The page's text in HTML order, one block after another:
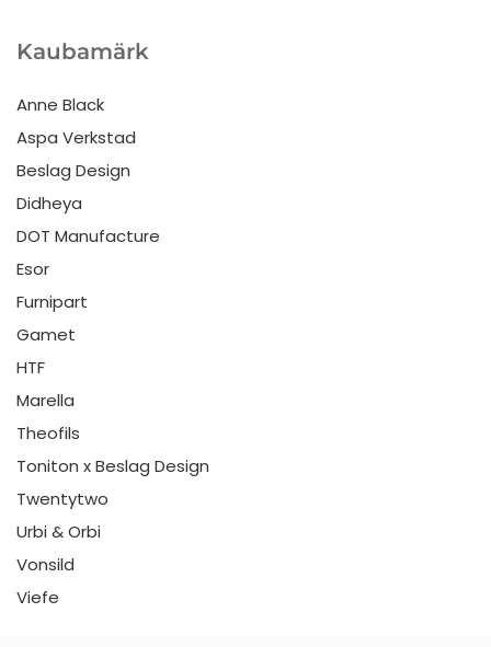
Kaubamärk
Anne Black
Aspa Verkstad
Beslag Design
Didheya
DOT Manufacture
Esor
Furnipart
Gamet
HTF
Marella
Theofils
Toniton x Beslag Design
Twentytwo
Urbi & Orbi
Vonsild
Viefe